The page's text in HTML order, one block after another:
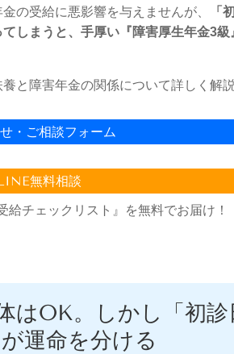
の受給に悪影響を与えませんが、
「
しまうと、手厚い『障害厚生年金3級
と障害年金の関係について詳しく解説
・ご相談フォーム
無料相談
給チェックリスト』を無料でお届け！
はOK。しかし「初診
運命を分ける